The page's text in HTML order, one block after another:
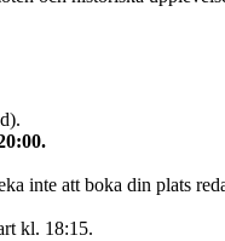
inte att boka din plats
kl. 18:15.